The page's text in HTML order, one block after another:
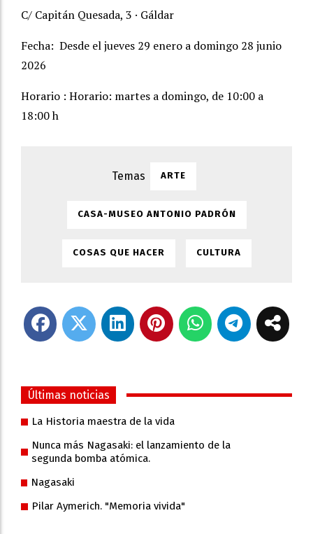
C/ Capitán Quesada, 3 · Gáldar
Fecha: Desde el jueves 29 enero a domingo 28 junio
2026
Horario : Horario: martes a domingo, de 10:00 a
18:00 h
ARTE
CASA-MUSEO ANTONIO PADRÓN
COSAS QUE HACER CULTURA
Últimas noticias
La Historia maestra de la vida
Nunca más Nagasaki: el lanzamiento de la
segunda bomba atómica.
Nagasaki
Pilar Aymerich. "Memoria vivida"